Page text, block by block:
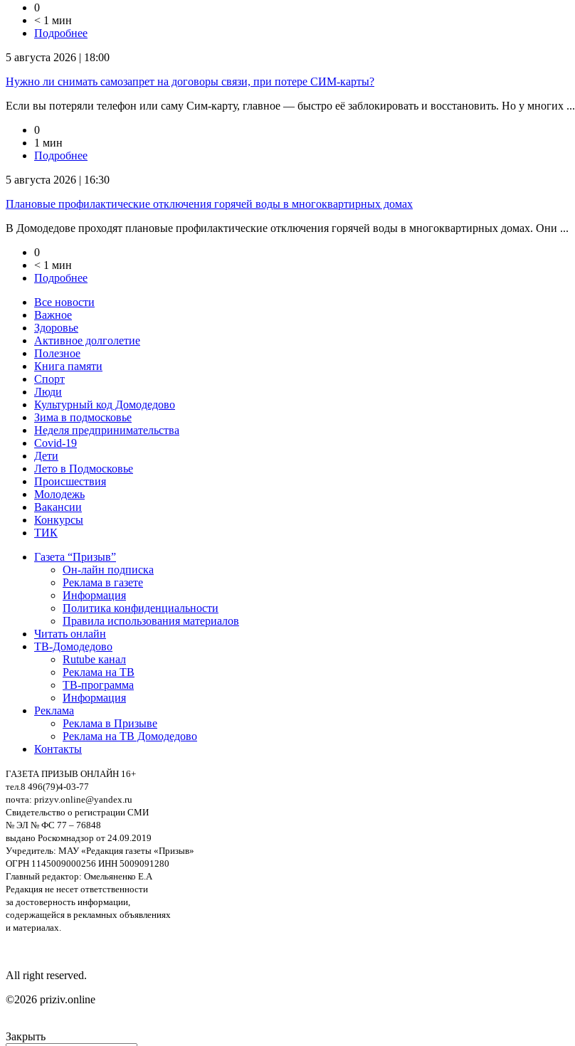
0
< 1 мин
Подробнее
5 августа 2026 | 18:00
Нужно ли снимать самозапрет на договоры связи, при потере СИМ-карты?
Если вы потеряли телефон или саму Сим-карту, главное — быстро её заблокировать и восстановить. Но у многих ...
0
1 мин
Подробнее
5 августа 2026 | 16:30
Плановые профилактические отключения горячей воды в многоквартирных домах
В Домодедове проходят плановые профилактические отключения горячей воды в многоквартирных домах. Они ...
0
< 1 мин
Подробнее
Все новости
Важное
Здоровье
Активное долголетие
Полезное
Книга памяти
Спорт
Люди
Культурный код Домодедово
Зима в подмосковье
Неделя предпринимательства
Covid-19
Дети
Лето в Подмосковье
Происшествия
Молодежь
Вакансии
Конкурсы
ТИК
Газета “Призыв”
Он-лайн подписка
Реклама в газете
Информация
Политика конфиденциальности
Правила использования материалов
Читать онлайн
ТВ-Домодедово
Rutube канал
Реклама на ТВ
ТВ-программа
Информация
Реклама
Реклама в Призыве
Реклама на ТВ Домодедово
Контакты
ГАЗЕТА ПРИЗЫВ ОНЛАЙН 16+
тел.8 496(79)4-03-77
почта: prizyv.online@yandex.ru
Свидетельство о регистрации СМИ
№ ЭЛ № ФС 77 – 76848
выдано Роскомнадзор от 24.09.2019
Учредитель: МАУ «Редакция газеты «Призыв»
ОГРН 1145009000256 ИНН 5009091280
Главный редактор: Омельяненко Е.А
Редакция не несет ответственности
за достоверность информации,
содержащейся в рекламных объявлениях
и материалах.
All right reserved.
©2026 priziv.online
Закрыть